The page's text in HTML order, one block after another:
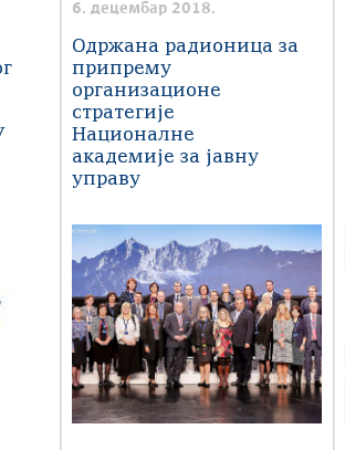
6. децембар 2018.
Одржана радионица за
припрему
организационе
стратегије
Националне
академије за јавну
управу